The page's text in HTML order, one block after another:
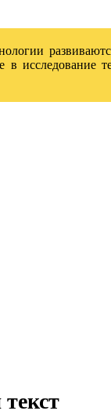
исследование